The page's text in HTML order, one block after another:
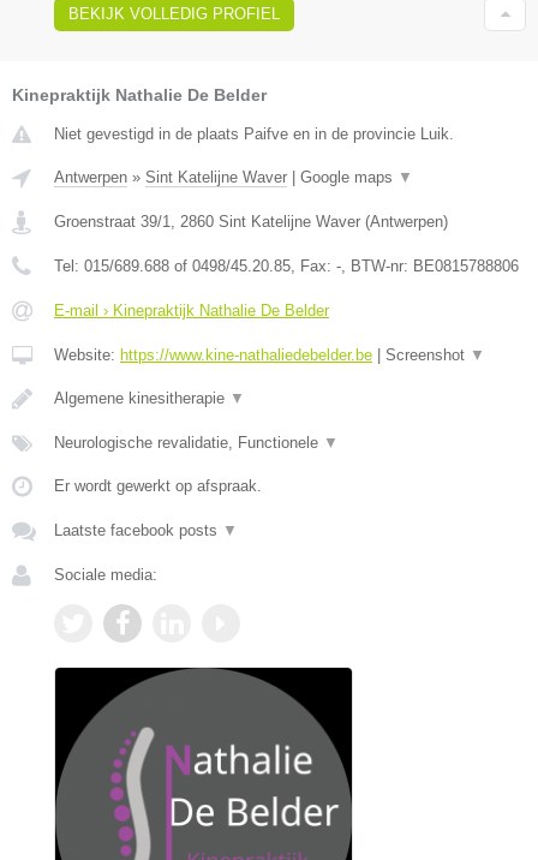
BEKIJK VOLLEDIG PROFIEL
Kinepraktijk Nathalie De Belder
Niet gevestigd in de plaats Paifve en in de provincie Luik.
Antwerpen » Sint Katelijne Waver | Google maps ▼
Groenstraat 39/1 2860 Sint Katelijne Waver (Antwerpen)
Tel: 015/689.688 of 0498/45.20.85 , Fax: - , BTW-nr: BE0815788806
E-mail › Kinepraktijk Nathalie De Belder
Website: https://www.kine-nathaliedebelder.be | Screenshot ▼
Algemene kinesitherapie ▼
Neurologische revalidatie, Functionele ▼
Er wordt gewerkt op afspraak.
Laatste facebook posts ▼
Sociale media: